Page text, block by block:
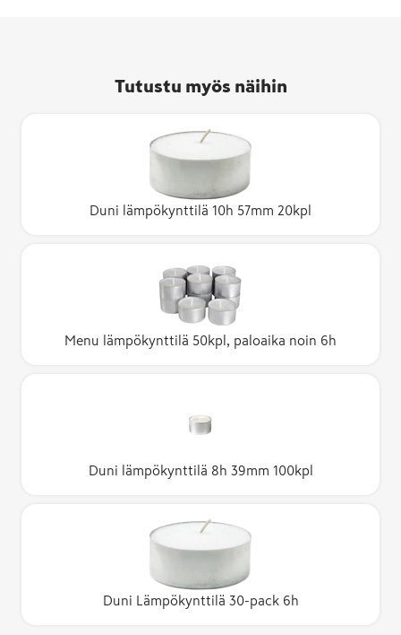
Tutustu myös näihin
Duni lämpökynttilä 10h 57mm 20kpl
Menu lämpökynttilä 50kpl, paloaika noin 6h
Duni lämpökynttilä 8h 39mm 100kpl
Duni Lämpökynttilä 30-pack 6h